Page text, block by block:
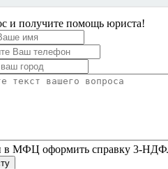
и получите помощь юриста!
в МФЦ оформить справку 3-